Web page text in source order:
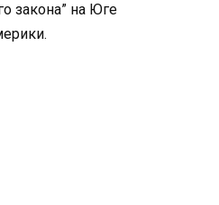
закона” на Юге